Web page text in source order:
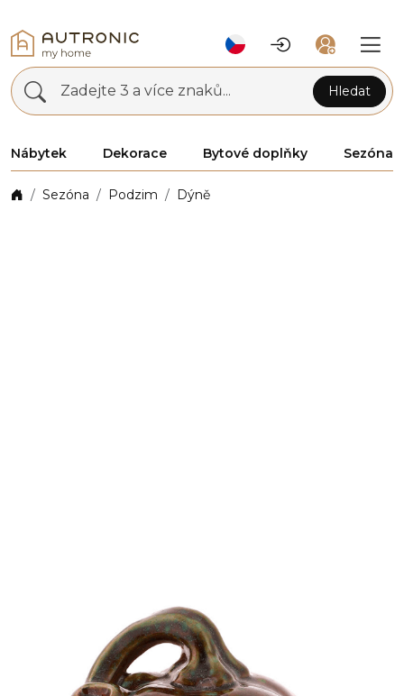
Zadejte 3 a více znaků... Hledat
Nábytek Dekorace Bytové doplňky Sezóna
Sezóna Podzim Dýně